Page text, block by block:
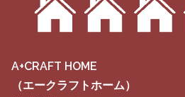
A+CRAFT HOME
（エークラフトホーム）